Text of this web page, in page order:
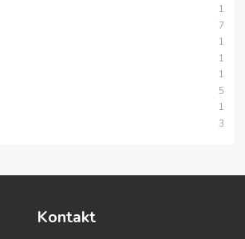
1
7
1
1
1
5
1
3
Kontakt